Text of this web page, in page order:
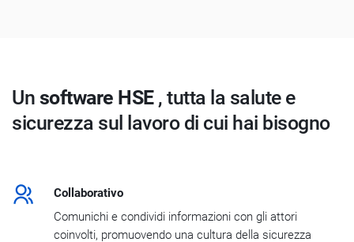
Un software HSE , tutta la salute e
sicurezza sul lavoro di cui hai bisogno
Collaborativo
Comunichi e condividi informazioni con gli attori
coinvolti, promuovendo una cultura della sicurezza